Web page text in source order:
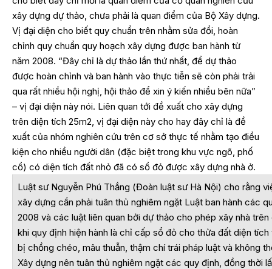
xây dựng dự thảo, chưa phải là quan điểm của Bộ Xây dựng.
Vị đại diện cho biết quy chuẩn trên nhằm sửa đổi, hoàn
chỉnh quy chuẩn quy hoạch xây dựng được ban hành từ
năm 2008. “Đây chỉ là dự thảo lần thứ nhất, để dự thảo
được hoàn chỉnh và ban hành vào thực tiễn sẽ còn phải trải
qua rất nhiều hội nghị, hội thảo để xin ý kiến nhiều bên nữa”
– vị đại diện này nói. Liên quan tới đề xuất cho xây dựng
trên diện tích 25m2, vị đại diện này cho hay đây chỉ là đề
xuất của nhóm nghiên cứu trên cơ sở thực tế nhằm tạo điều
kiện cho nhiều người dân (đặc biệt trong khu vực ngõ, phố
cổ) có diện tích đất nhỏ đã có sổ đỏ được xây dựng nhà ở.
Luật sư Nguyễn Phú Thắng (Đoàn luật sư Hà Nội) cho rằng
xây dựng cần phải tuân thủ nghiêm ngặt Luật ban hành các
2008 và các luật liên quan bởi dự thảo cho phép xây nhà
khi quy định hiện hành là chỉ cấp sổ đỏ cho thửa đất diện
bị chồng chéo, mâu thuẫn, thậm chí trái pháp luật và không
Xây dựng nên tuân thủ nghiêm ngặt các quy định, đồng thời